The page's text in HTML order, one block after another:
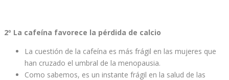
2º La cafeína favorece la pérdida de calcio
La cuestión de la cafeína es más frágil en las mujeres que
han cruzado el umbral de la menopausia.
Como sabemos, es un instante frágil en la salud de las